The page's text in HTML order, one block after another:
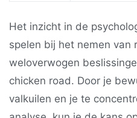
Het inzicht in de
spelen bij het nemen van
weloverwogen
chicken road. Door je
valkuilen en je te